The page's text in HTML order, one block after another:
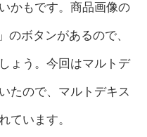
かもです。商品画像の
」のボタンがあるので、
ょう。今回はマルトデ
たので、マルトデキス
ています。